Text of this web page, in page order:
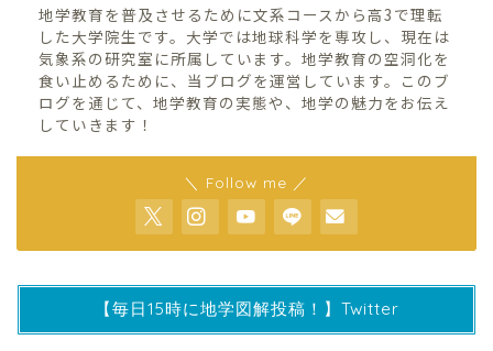
地学教育を普及させるために文系コースから高3で理転
した大学院生です。大学では地球科学を専攻し、現在は
気象系の研究室に所属しています。地学教育の空洞化を
食い止めるために、当ブログを運営しています。このブ
ログを通じて、地学教育の実態や、地学の魅力をお伝え
していきます！
＼ Follow me ／
【毎日15時に地学図解投稿！】Twitter